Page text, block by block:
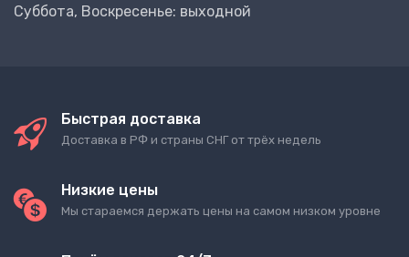
Суббота, Воскресенье: выходной
Быстрая доставка
Доставка в РФ и страны СНГ от трёх недель
Низкие цены
Мы стараемся держать цены на самом низком уровне